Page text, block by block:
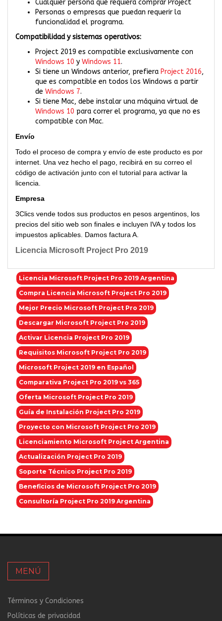
Cualquier persona que requiera comprar Project
Personas o empresas que puedan requerir la
funcionalidad el programa.
Compatibilidad y sistemas operativos:
Project 2019 es compatible exclusivamente con
Windows 10 y Windows 11.
Si tiene un Windows anterior, prefiera Project 2016,
que es compatible en todos los Windows a partir
de Windows 7.
Si tiene Mac, debe instalar una máquina virtual de
Windows 10 para correr el programa, ya que no es
compatible con Mac.
Envío
Todo el proceso de compra y envío de este producto es por
internet. Una vez hecho el pago, recibirá en su correo el
código de activación junto con el tutorial para activar la
licencia.
Empresa
3Clics vende todos sus productos en pesos argentinos, los
precios del sitio web son finales e incluyen IVA y todos los
impuestos aplicables. Damos factura A.
Licencia Microsoft Project Pro 2019
Licencia Microsoft Project Pro 2019 Argentina
Compra Licencia Microsoft Project Pro 2019
Mejor Precio Microsoft Project Pro 2019
Descargar Microsoft Project Pro 2019
Activar Licencia Project Pro 2019
Requisitos Microsoft Project Pro 2019
Microsoft Project 2019 en Español
Comparativa Project Pro 2019 vs 365
Oferta Microsoft Project Pro 2019
Guía de Instalación Project Pro 2019
Proyecto con Microsoft Project Pro 2019
Licenciamiento Microsoft Project Argentina
Actualización Project Pro 2019
Soporte Técnico Project Pro 2019
Beneficios de Microsoft Project Pro 2019
Consultoría Project Pro 2019 Argentina
MENÚ
Términos y Condiciones
Políticas de privacidad